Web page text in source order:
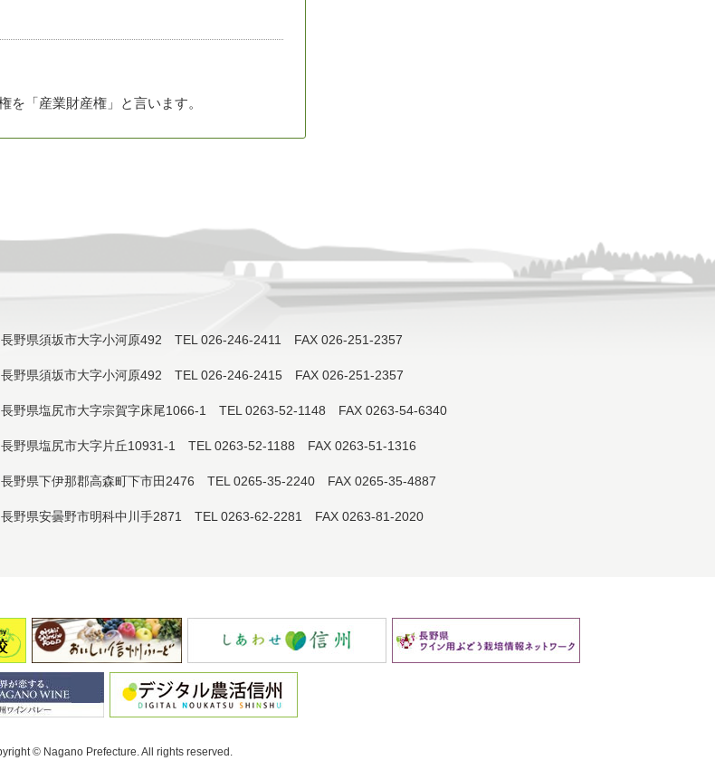
「産業財産権」と言います。
長野県須坂市大字小河原492 TEL 026-246-2411 FAX 026-251-2357
長野県須坂市大字小河原492 TEL 026-246-2415 FAX 026-251-2357
長野県塩尻市大字宗賀字床尾1066-1 TEL 0263-52-1148 FAX 0263-54-6340
長野県塩尻市大字片丘10931-1 TEL 0263-52-1188 FAX 0263-51-1316
長野県下伊那郡高森町下市田2476 TEL 0265-35-2240 FAX 0265-35-4887
長野県安曇野市明科中川手2871 TEL 0263-62-2281 FAX 0263-81-2020
© Nagano Prefecture.All rights reserved.